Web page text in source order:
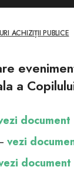
ACHIZIȚII PUBLICE
a
document
vezi
document